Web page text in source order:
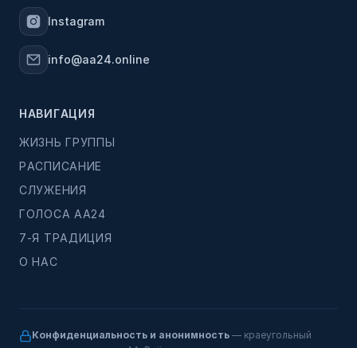
Instagram
info@aa24.online
НАВИГАЦИЯ
ЖИЗНЬ ГРУППЫ
РАСПИСАНИЕ
СЛУЖЕНИЯ
ГОЛОСА АА24
7-Я ТРАДИЦИЯ
О НАС
Конфиденциальность и анонимность — краеугольный